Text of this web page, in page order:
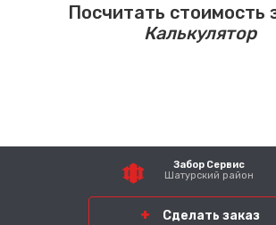
Посчитать стоимость
Калькулятор
Забор Сервис
Шатурский район
Сделать заказ